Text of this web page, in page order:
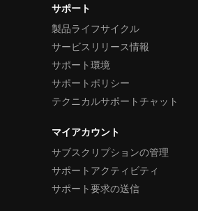
サポート
製品ライフサイクル
サービスリリース情報
サポート環境
サポートポリシー
テクニカルサポートチャット
マイアカウント
サブスクリプションの管理
サポートアクティビティ
サポート要求の送信